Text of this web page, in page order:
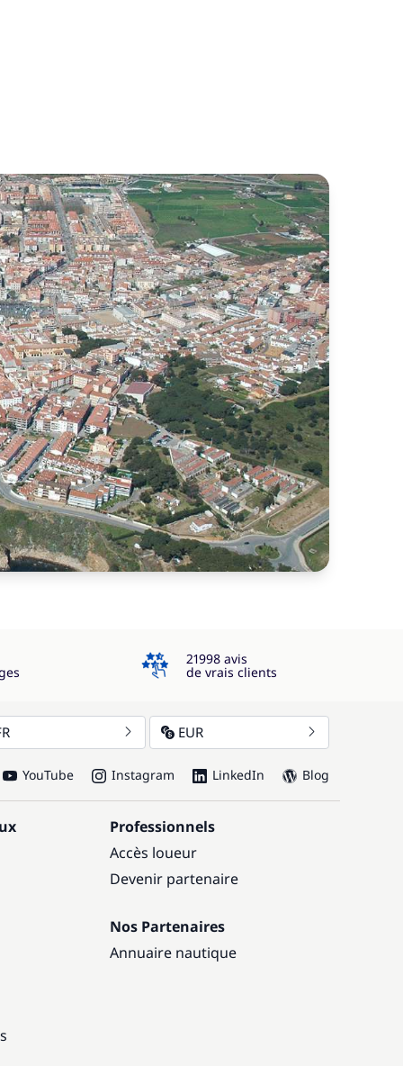
4.3
21998 avis
de vrais clients
EUR
YouTube Instagram LinkedIn Blog
Professionnels
Accès loueur
Devenir partenaire
Nos Partenaires
Annuaire nautique